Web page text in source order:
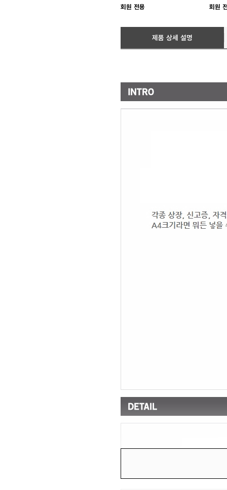
회원 전용 회원
제품 상세 설명